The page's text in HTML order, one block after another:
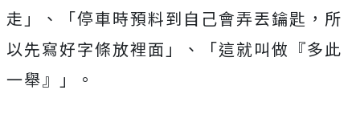
走」、「停車時預料到自己會弄丟鑰匙，所
以先寫好字條放裡面」、「這就叫做『多此
一舉』」。